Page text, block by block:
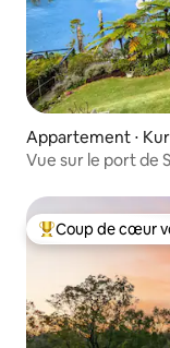
Appartement ⋅
Vue sur le port de
Coups de cœur
Coup de cœur